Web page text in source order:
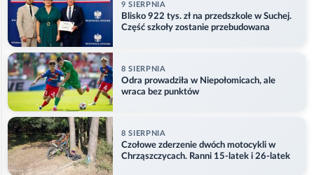
9 SIERPNIA
Blisko 922 tys. zł na przedszkole w Suchej.
Część szkoły zostanie przebudowana
8 SIERPNIA
Odra prowadziła w Niepołomicach, ale
wraca bez punktów
8 SIERPNIA
Czołowe zderzenie dwóch motocykli w
Chrząszczycach. Ranni 15-latek i 26-latek